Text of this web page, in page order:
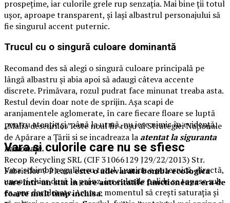
„Mafia deseurilor” este noul fir roșu al Strategiei Naționale
de Apărare a Țării si se incadreaza la atentat la siguranta
nationala.
Recop Recycling SRL (CIF 31066129 J29/22/2013) Str.
Fabricilor 9 Pleasaeste o adevarata bomba ecologica
care intr-un stat in care autoritatile functioneaza era de
foarte mult timp inchisa.
prospețime, iar culorile grele rup senzația. Mai bine ții totul
ușor, aproape transparent, și lași albastrul personajului să
fie singurul accent puternic.
Trucul cu o singură culoare dominantă
Recomand des să alegi o singură culoare principală pe
lângă albastru și abia apoi să adaugi câteva accente
discrete. Primăvara, rozul pudrat face minunat treaba asta.
Restul devin doar note de sprijin. Așa scapi de
aranjamentele aglomerate, în care fiecare floare se luptă
pentru atenție și, până la urmă, nu iese nimic în evidență.
Vara și culorile care nu se sfiesc
Vara schimbă regulile cu totul. Lumina e puternică, directă,
uneori chiar dură la prânz, iar culorile palide se topesc sub
ea, par decolorate. Acum e momentul să crești saturația și